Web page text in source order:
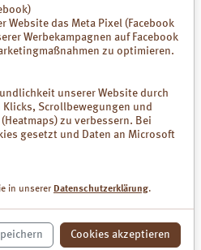
für Naturheilkunder der Berliner
der Luvos-Heilerde Gesichtsmaske.
Probanden ihren Hautzustand vor
Anwendung mit Luvos-Heilerde.
Wirksamkeit
Reduktionen bei den Probanden
bewerten Empfindung, Hautgefühl
Gesichtsmaske als gut oder
Website das Meta Pixel (Facebook
Werbekampagnen auf Facebook
zu optimieren.
unserer Website durch
Scrollbewegungen und
zu verbessern. Bei
gesetzt und Daten an Microsoft
in unserer Datenschutzerklärung.
Cookies akzeptieren